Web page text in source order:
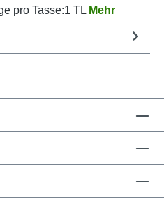
pro Tasse:1 TL Mehr